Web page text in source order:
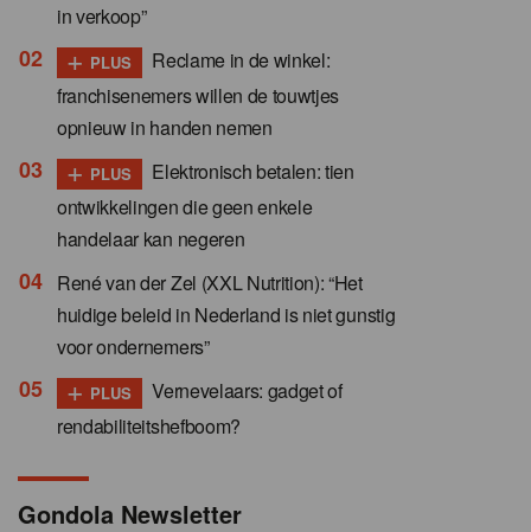
in verkoop”
+ PLUS
Reclame in de winkel:
franchisenemers willen de touwtjes
opnieuw in handen nemen
+ PLUS
Elektronisch betalen: tien
ontwikkelingen die geen enkele
handelaar kan negeren
René van der Zel (XXL Nutrition): “Het
huidige beleid in Nederland is niet gunstig
voor ondernemers”
+ PLUS
Vernevelaars: gadget of
rendabiliteitshefboom?
Gondola Newsletter